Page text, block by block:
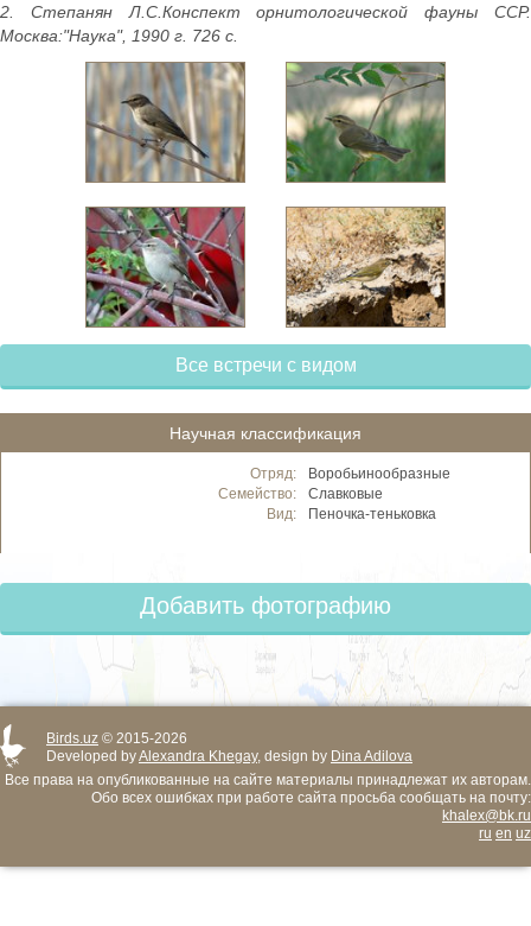
2. Степанян Л.С.Конспект орнитологической фауны ССР.
Москва:"Наука", 1990 г. 726 с.
Все встречи с видом
Научная классификация
Отряд:
Воробьинообразные
Семейство:
Славковые
Вид:
Пеночка-теньковка
Добавить фотографию
Birds.uz © 2015-2026
Developed byAlexandra Khegay, design by Dina Adilova
Все права на опубликованные на сайте материалы принадлежат их авторам.
Обо всех ошибках при работе сайта просьба сообщать на почту:
khalex@bk.ru
ru en uz